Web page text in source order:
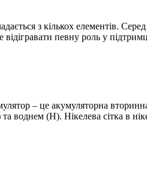
з кількох елементів.
певну роль у
– це акумуляторна
воднем (H). Нікелева сітка в